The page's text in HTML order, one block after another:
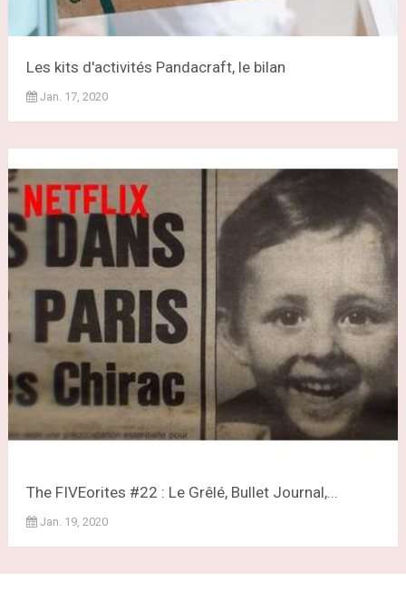
Les kits d'activités Pandacraft, le bilan
Jan. 17, 2020
The FIVEorites #22 : Le Grêlé, Bullet Journal,...
Jan. 19, 2020